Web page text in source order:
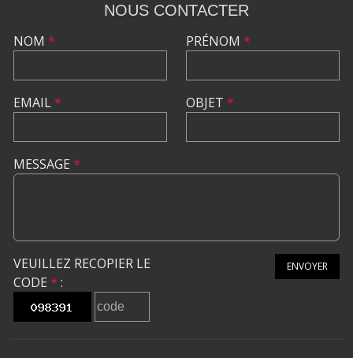
NOUS CONTACTER
NOM *
EMAIL*
PRÉNOM *
OBJET *
MESSAGE *
VEUILLEZ RECOPIER LE
CODE * :
ENVOYER